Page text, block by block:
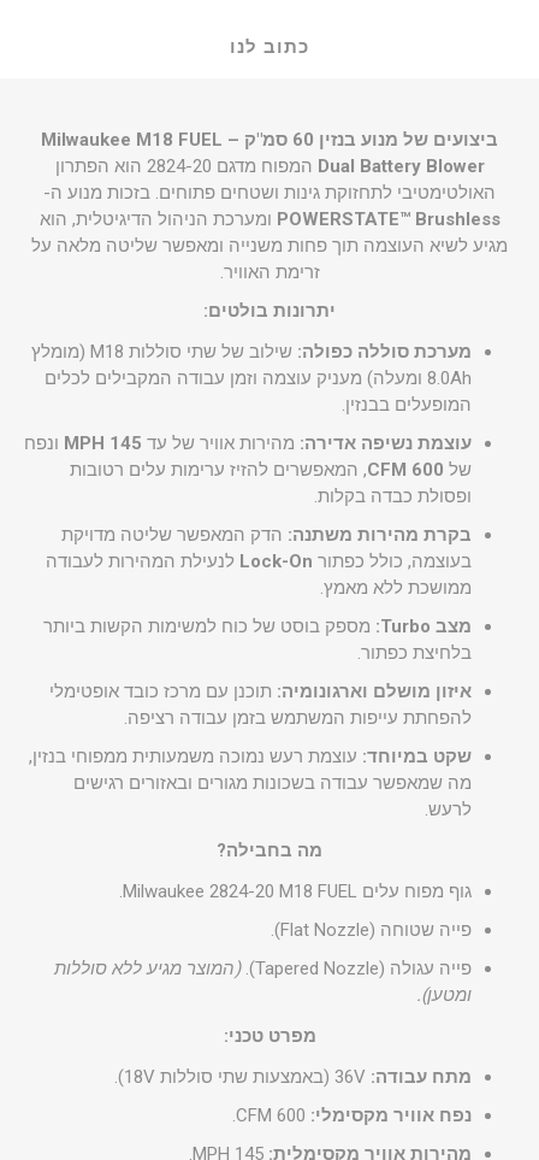
כתוב לנו
ביצועים של מנוע בנזין 60 סמ"ק – Milwaukee M18 FUEL
Dual Battery Blower
המפוח מדגם 2824-20 הוא הפתרון
האולטימטיבי לתחזוקת גינות ושטחים פתוחים. בזכות מנוע ה-
POWERSTATE™ Brushless ומערכת הניהול הדיגיטלית, הוא
מגיע לשיא העוצמה תוך פחות משנייה ומאפשר שליטה מלאה על
זרימת האוויר.
יתרונות בולטים:
מערכת סוללה כפולה:
שילוב של שתי סוללות M18 (מומלץ
8.0Ah ומעלה) מעניק עוצמה וזמן עבודה המקבילים לכלים
המופעלים בבנזין.
עוצמת נשיפה אדירה: מהירות אוויר של עד 145 MPH
ונפח
של 600 CFM
, המאפשרים להזיז ערימות עלים רטובות
ופסולת כבדה בקלות.
בקרת מהירות משתנה: הדק המאפשר שליטה מדויקת
בעוצמה, כולל כפתור Lock-On לנעילת המהירות לעבודה
ממושכת ללא מאמץ.
מצב Turbo:
מספק בוסט של כוח למשימות הקשות ביותר
בלחיצת כפתור.
איזון מושלם וארגונומיה: תוכנן עם מרכז כובד אופטימלי
להפחתת עייפות המשתמש בזמן עבודה רציפה.
שקט במיוחד: עוצמת רעש נמוכה משמעותית ממפוחי בנזין,
מה שמאפשר עבודה בשכונות מגורים ובאזורים רגישים
לרעש.
מה בחבילה?
גוף מפוח עלים Milwaukee 2824-20 M18 FUEL.
פייה שטוחה (Flat Nozzle).
פייה עגולה (Tapered Nozzle).
(המוצר מגיע ללא סוללות
ומטען).
מפרט טכני:
מתח עבודה:
נפח אוויר מקסימלי:
מהירות אוויר מקסימלית: